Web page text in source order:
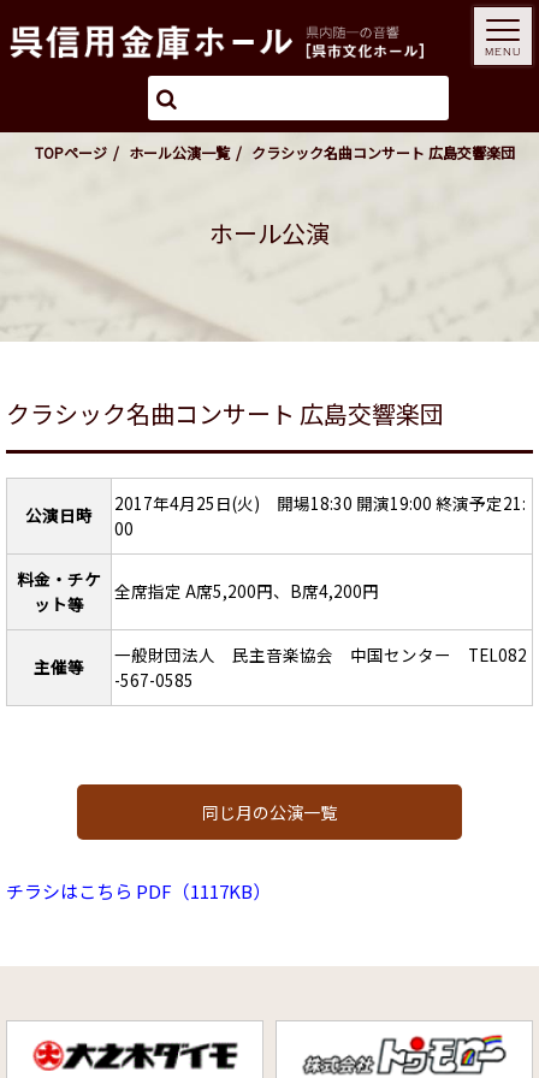
TOPページ ホール公演一覧 クラシック名曲コンサート 広島交響楽団
ホール公演
クラシック名曲コンサート 広島交響楽団
公演日時
2017年4月25日(火) 開場18:30 開演19:00 終演予定21:
00
料金・チケ
ット等
全席指定 A席5,200円、B席4,200円
主催等
一般財団法人 民主音楽協会 中国センター TEL082
-567-0585
同じ月の公演一覧
チラシはこちら PDF（1117KB）
MENU